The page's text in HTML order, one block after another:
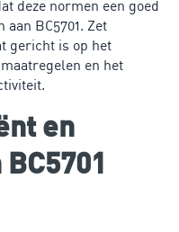
deze normen een goed
BC5701. Zet
gericht is op het
en het
en